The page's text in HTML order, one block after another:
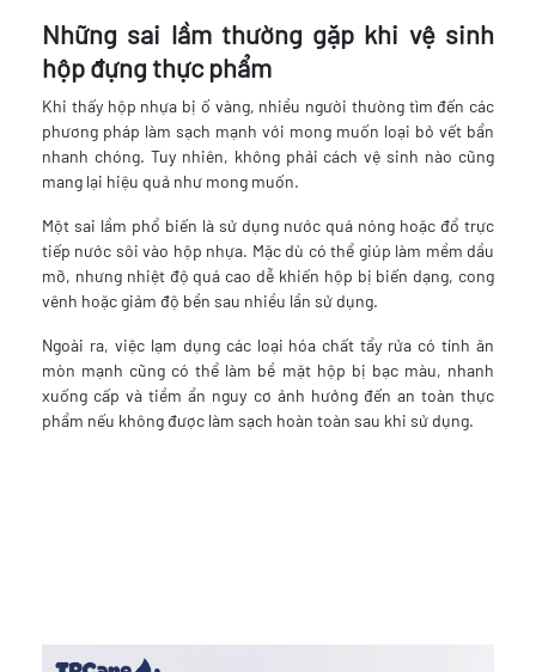
Những sai lầm thường gặp khi vệ sinh
hộp đựng thực phẩm
Khi thấy hộp nhựa bị ố vàng, nhiều người thường tìm đến các
phương pháp làm sạch mạnh với mong muốn loại bỏ vết bẩn
nhanh chóng. Tuy nhiên, không phải cách vệ sinh nào cũng
mang lại hiệu quả như mong muốn.
Một sai lầm phổ biến là sử dụng nước quá nóng hoặc đổ trực
tiếp nước sôi vào hộp nhựa. Mặc dù có thể giúp làm mềm dầu
mỡ, nhưng nhiệt độ quá cao dễ khiến hộp bị biến dạng, cong
vênh hoặc giảm độ bền sau nhiều lần sử dụng.
Ngoài ra, việc lạm dụng các loại hóa chất tẩy rửa có tính ăn
mòn mạnh cũng có thể làm bề mặt hộp bị bạc màu, nhanh
xuống cấp và tiềm ẩn nguy cơ ảnh hưởng đến an toàn thực
phẩm nếu không được làm sạch hoàn toàn sau khi sử dụng.